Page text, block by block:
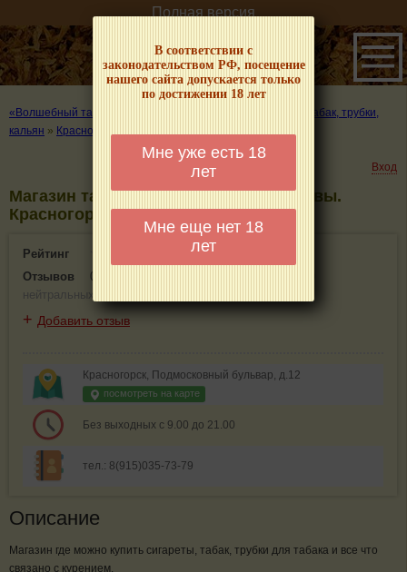
В соответствии с
законодательством РФ, посещение
нашего сайта допускается только
по достижении 18 лет
Мне уже есть 18
лет
Мне еще нет 18
лет
Полная версия
«Волшебный табачок» – о табаке и курении
Где купить табак, трубки,
кальян » Красногорск
Вход
Магазин табака - информация и отзывы.
Красногорск
Рейтинг
0(0)
Отзывов
0
нейтральных
+ Добавить отзыв
Красногорск, Подмосковный бульвар, д.12
посмотреть на карте
Без выходных с 9.00 до 21.00
тел.: 8(915)035-73-79
Описание
Магазин где можно купить сигареты, табак, трубки для табака и все что
связано с курением.